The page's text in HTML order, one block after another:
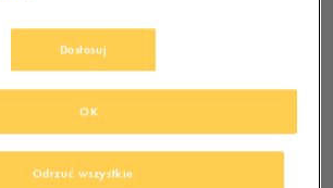
Dostosuj
Odrzuć wszystkie
OK